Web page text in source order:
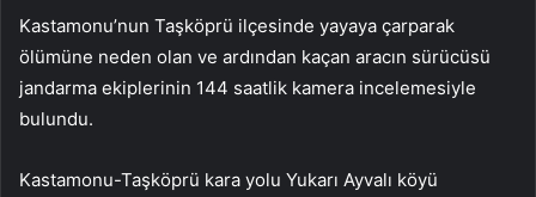
Kastamonu’nun Taşköprü ilçesinde yayaya çarparak
ölümüne neden olan ve ardından kaçan aracın sürücüsü
jandarma ekiplerinin 144 saatlik kamera incelemesiyle
bulundu.
Kastamonu-Taşköprü kara yolu Yukarı Ayvalı köyü